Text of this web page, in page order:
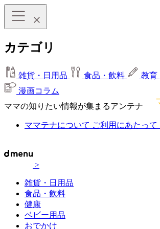
カテゴリ
雑貨・日用品 食品・飲料 教育
漫画コラム
ママの知りたい情報が集まるアンテナ
ママテナについて ご利用にあたって
>
雑貨・日用品
食品・飲料
健康
ベビー用品
おでかけ